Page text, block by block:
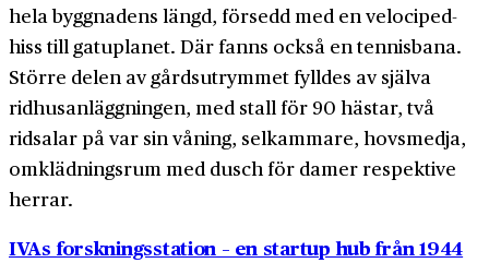
hela byggnadens längd, försedd med en velociped­
hiss till gatu­planet. Där fanns också en tennisbana.
Större delen av gårds­utrymmet fylldes av själva
ridhus­anläggningen, med stall för 90 hästar, två
ridsalar på var sin våning, selkammare, hovsmedja,
omklädnings­rum med dusch för damer respektive
herrar.
IVAs forskningsstation – en startup hub från 1944